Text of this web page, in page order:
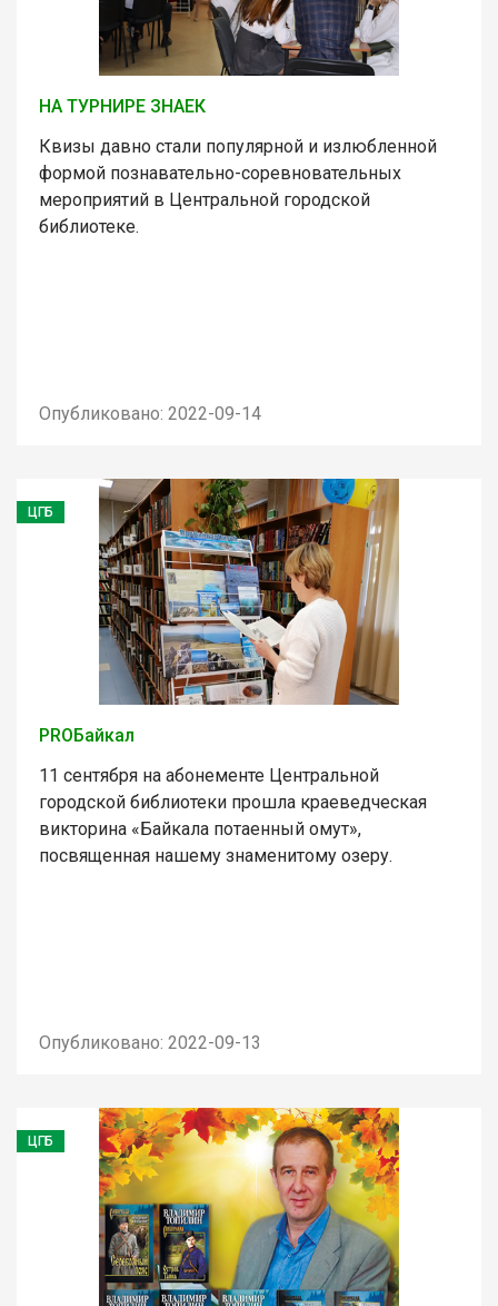
НА ТУРНИРЕ ЗНАЕК
Квизы давно стали популярной и излюбленной
формой познавательно-соревновательных
мероприятий в Центральной городской
библиотеке.
Опубликовано: 2022-09-14
ЦГБ
PROБайкал
11 сентября на абонементе Центральной
городской библиотеки прошла краеведческая
викторина «Байкала потаенный омут»,
посвященная нашему знаменитому озеру.
Опубликовано: 2022-09-13
ЦГБ